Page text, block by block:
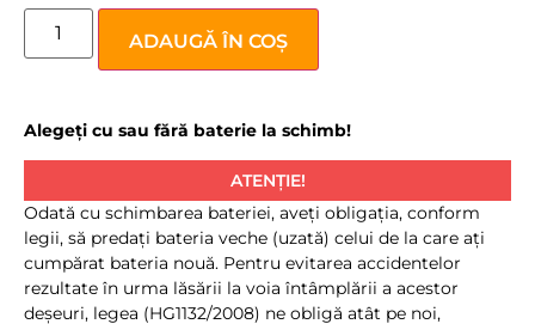
ADAUGĂ ÎN COȘ
Alegeți cu sau fără baterie la schimb!
ATENȚIE!
Odată cu schimbarea bateriei, aveţi obligaţia, conform
legii, să predaţi bateria veche (uzată) celui de la care aţi
cumpărat bateria nouă. Pentru evitarea accidentelor
rezultate în urma lăsării la voia întâmplării a acestor
deşeuri, legea (HG1132/2008) ne obligă atât pe noi,